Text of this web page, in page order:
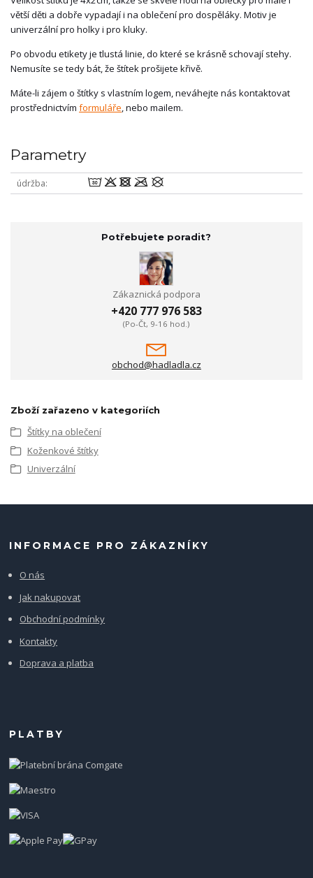
větší děti a dobře vypadají i na oblečení pro dospěláky. Motiv je
univerzální pro holky i pro kluky.
Po obvodu etikety je tlustá linie, do které se krásně schovají stehy.
Nemusíte se tedy bát, že štítek prošijete křivě.
Máte-li zájem o štítky s vlastním logem, neváhejte nás kontaktovat
prostřednictvím formuláře, nebo mailem.
Parametry
údržba wodmU
Potřebujete poradit?
Zákaznická podpora
+420 777 976 583
(Po-Čt, 9-16 hod.)
obchod@hadladla.cz
Zboží zařazeno v kategoriích
Štítky na oblečení
Koženkové štítky
Univerzální
INFORMACE PRO ZÁKAZNÍKY
O nás
Jak nakupovat
Obchodní podmínky
Kontakty
Doprava a platba
PLATBY